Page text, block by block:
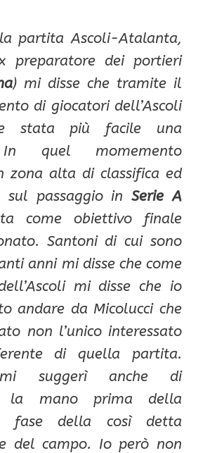
partita Ascoli-Atalanta,
preparatore dei portieri
) mi disse che tramite il
di giocatori dell’Ascoli
stata più facile una
quel momemento
zona alta di classifica ed
sul passaggio inSerie A
come obiettivo finale
Santoni di cui sono
anni mi disse che come
mi disse che io
andare da Micolucci che
non l’unico interessato
di quella partita.
suggerì anche di
la mano prima della
fase della così detta
del campo. Io però non